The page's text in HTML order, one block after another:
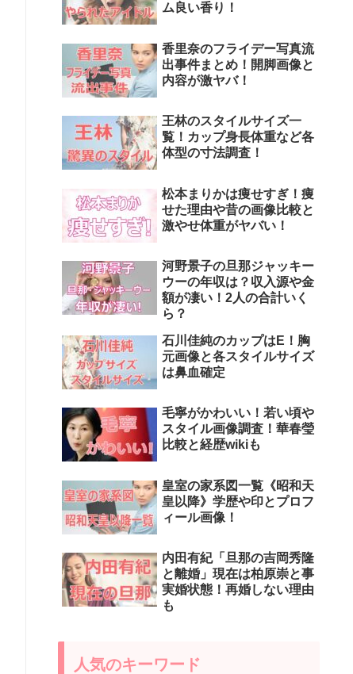
ム良い香り！
香里奈のフライデー写真流
出事件まとめ！開脚画像と
内容が激ヤバ！
王林のスタイルサイズ一
覧！カップ身長体重など各
体型の寸法調査！
松本まりかは痩せすぎ！痩
せた理由や昔の画像比較と
激やせ体重がヤバい！
河野景子の旦那ジャッキー
ウーの年収は？収入源や金
額が凄い！2人の合計いく
ら？
石川佳純のカップはE！胸
元画像と各スタイルサイズ
は鼻血確定
毛寧がかわいい！若い頃や
スタイル画像調査！華春瑩
比較と経歴wikiも
皇室の家系図一覧《昭和天
皇以降》学歴や印とプロフ
ィール画像！
内田有紀「旦那の吉岡秀隆
と離婚」現在は柏原崇と事
実婚状態！再婚しない理由
も
人気のキーワード